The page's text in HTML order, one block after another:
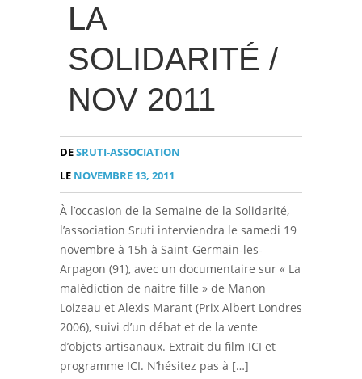
LA
SOLIDARITÉ /
NOV 2011
DESRUTI-ASSOCIATION
LE NOVEMBRE 13, 2011
À l’occasion de la Semaine de la Solidarité,
l’association Sruti interviendra le samedi 19
novembre à 15h à Saint-Germain-les-
Arpagon (91), avec un documentaire sur « La
malédiction de naitre fille » de Manon
Loizeau et Alexis Marant (Prix Albert Londres
2006), suivi d’un débat et de la vente
d’objets artisanaux. Extrait du film ICI et
programme ICI. N’hésitez pas à […]